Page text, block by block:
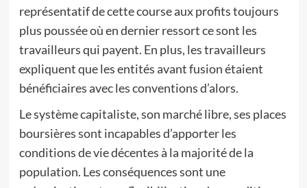
représentatif de cette course aux profits toujours
plus poussée où en dernier ressort ce sont les
travailleurs qui payent. En plus, les travailleurs
expliquent que les entités avant fusion étaient
bénéficiaires avec les conventions d’alors.
Le système capitaliste, son marché libre, ses places
boursières sont incapables d’apporter les
conditions de vie décentes à la majorité de la
population. Les conséquences sont une